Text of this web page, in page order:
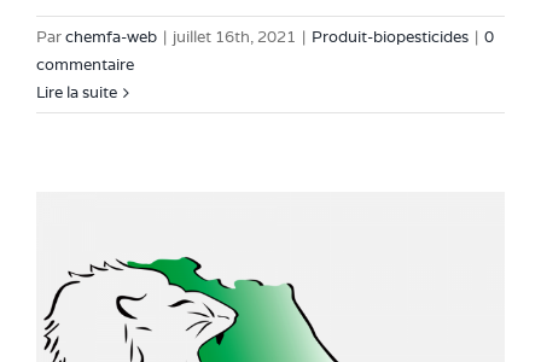
Parchemfa-web | juillet 16th, 2021 | Produit-biopesticides | 0
commentaire
Lire la suite